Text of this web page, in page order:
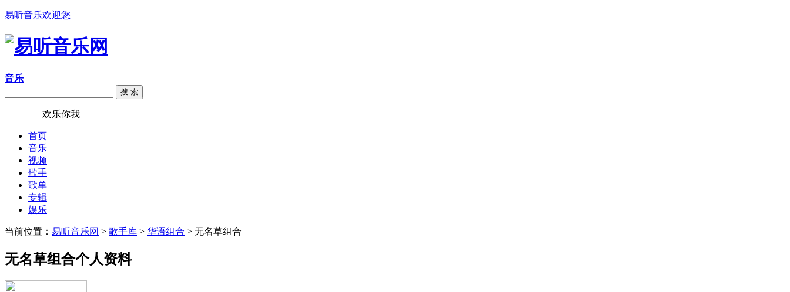
易听音乐欢迎您
音乐
搜 索
欢乐你我
首页
音乐
视频
歌手
歌单
专辑
娱乐
当前位置： 易听音乐网 > 歌手库 > 华语组合 > 无名草组合
无名草组合个人资料